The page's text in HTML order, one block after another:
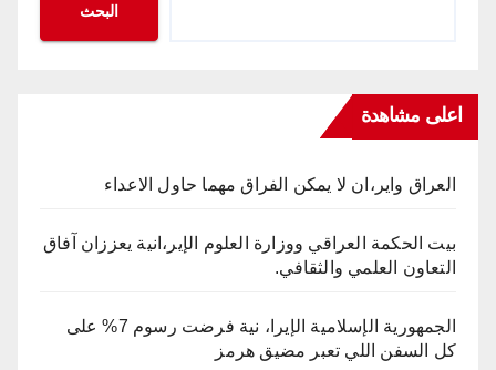
البحث
اعلى مشاهدة
العراق واير،ان لا يمكن الفراق مهما حاول الاعداء
بيت الحكمة العراقي ووزارة العلوم الإير،انية يعززان آفاق
التعاون العلمي والثقافي.
الجمهورية الإسلامية الإيرا، نية فرضت رسوم 7% على
كل السفن اللي تعبر مضيق هرمز